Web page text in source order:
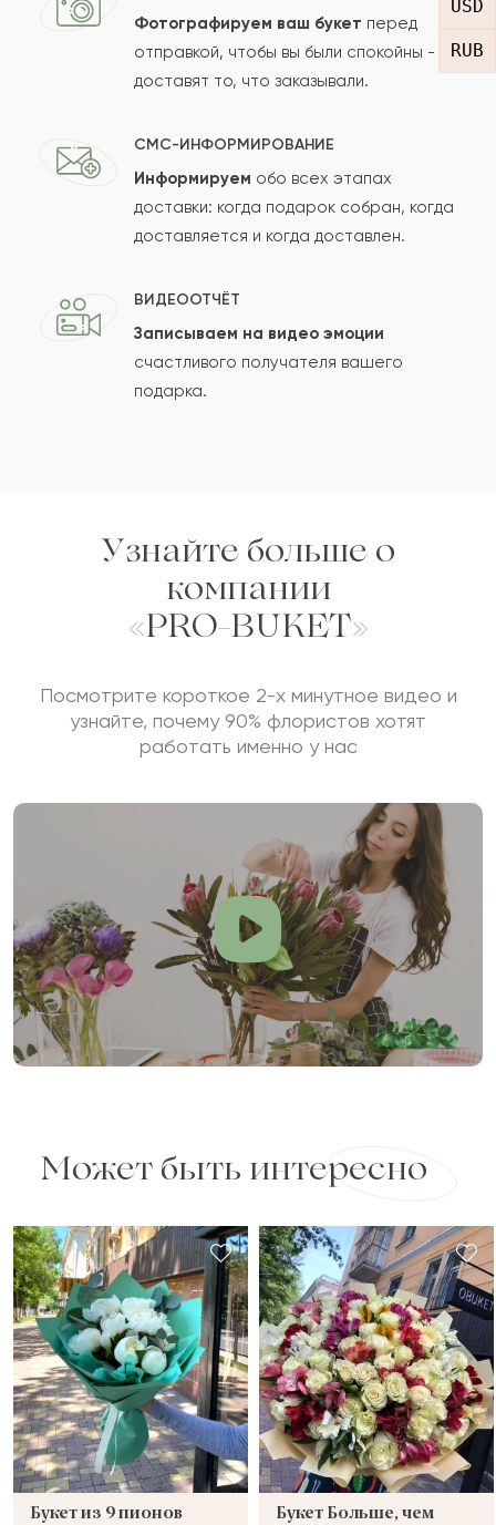
USD
RUB
его быстро, успели)
Очень красивый и недорогой букет.
Доставили точно в срок, спасибо!
С
Букет очень понравился.Создаёт свежее
выбрал данный букет
Показать еще
Оставить свой отзыв
Рейтинг:
Отзыв
Отзыв будет опубликован после проверки.
Проверяем на спам.
ОСТАВИТЬ ОТЗЫВ
Фотографируем ваш букет перед
отправкой, чтобы вы были спокойны -
доставят то, что заказывали.
СМС-ИНФОРМИРОВАНИЕ
Информируем обо всех этапах
доставки: когда подарок собран, когда
доставляется и когда доставлен.
ВИДЕООТЧЁТ
Записываем на видео эмоции
счастливого получателя вашего
подарка.
Узнайте больше о
компании
«PRO-BUKET»
Посмотрите короткое 2-х минутное видео и
узнайте, почему 90% флористов хотят
работать именно у нас
Может быть интересно
Букет из 9 пионов
Букет Больше, чем